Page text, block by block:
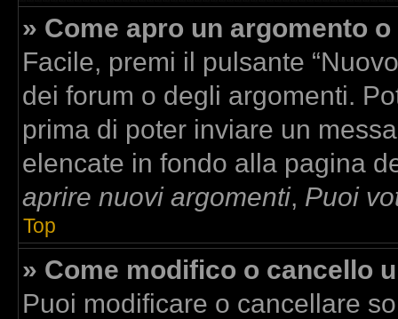
» Come apro un argomento
Facile, premi il pulsante
dei forum o degli argomenti.
prima di poter inviare un
elencate in fondo alla pagina
aprire nuovi argomenti, Puoi
Top
» Come modifico o cancello
Puoi modificare o cancellare